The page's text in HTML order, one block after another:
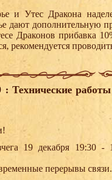
и Утес Дракона
дают дополнительную
Драконов прибавка
рекомендуется
: Технические
19 декабря 19:30 -
перерывы связи.